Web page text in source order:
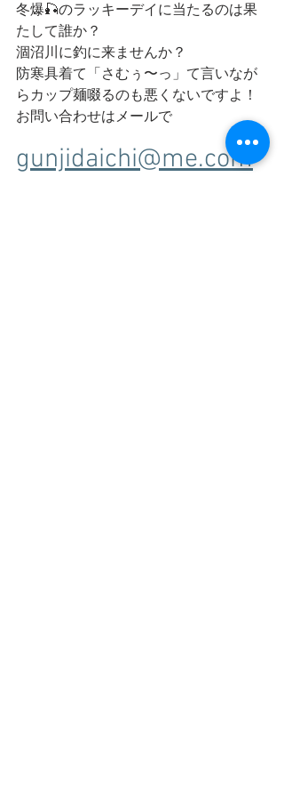
冬爆🎣のラッキーデイに当たるのは果
たして誰か？
涸沼川に釣に来ませんか？
防寒具着て「さむぅ〜っ」て言いなが
らカップ麺啜るのも悪くないですよ！
お問い合わせはメールで
gunjidaichi@me.com